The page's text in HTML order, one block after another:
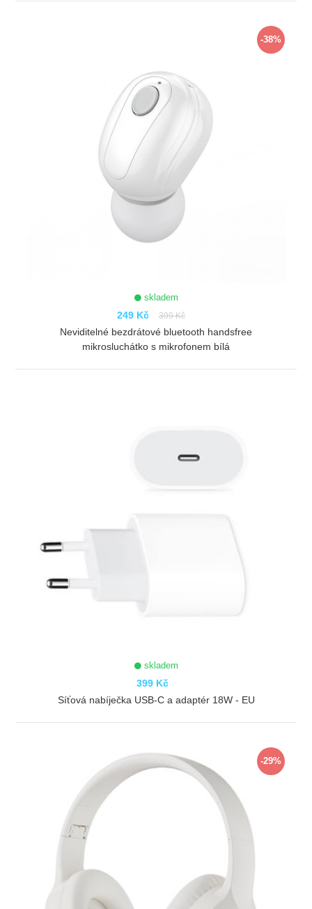
-38%
skladem
249 Kč 399 Kč
Neviditelné bezdrátové bluetooth handsfree
mikrosluchátko s mikrofonem bílá
skladem
399 Kč
Síťová nabíječka USB-C a adaptér 18W - EU
-29%